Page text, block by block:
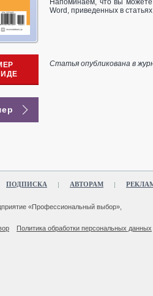
Напоминаем, что вы можете
Word, приведенных в
Статья опубликована в
ПОДПИСКА АВТОРАМ
«Профессиональный выбор»,
Политика обработки персональных данных